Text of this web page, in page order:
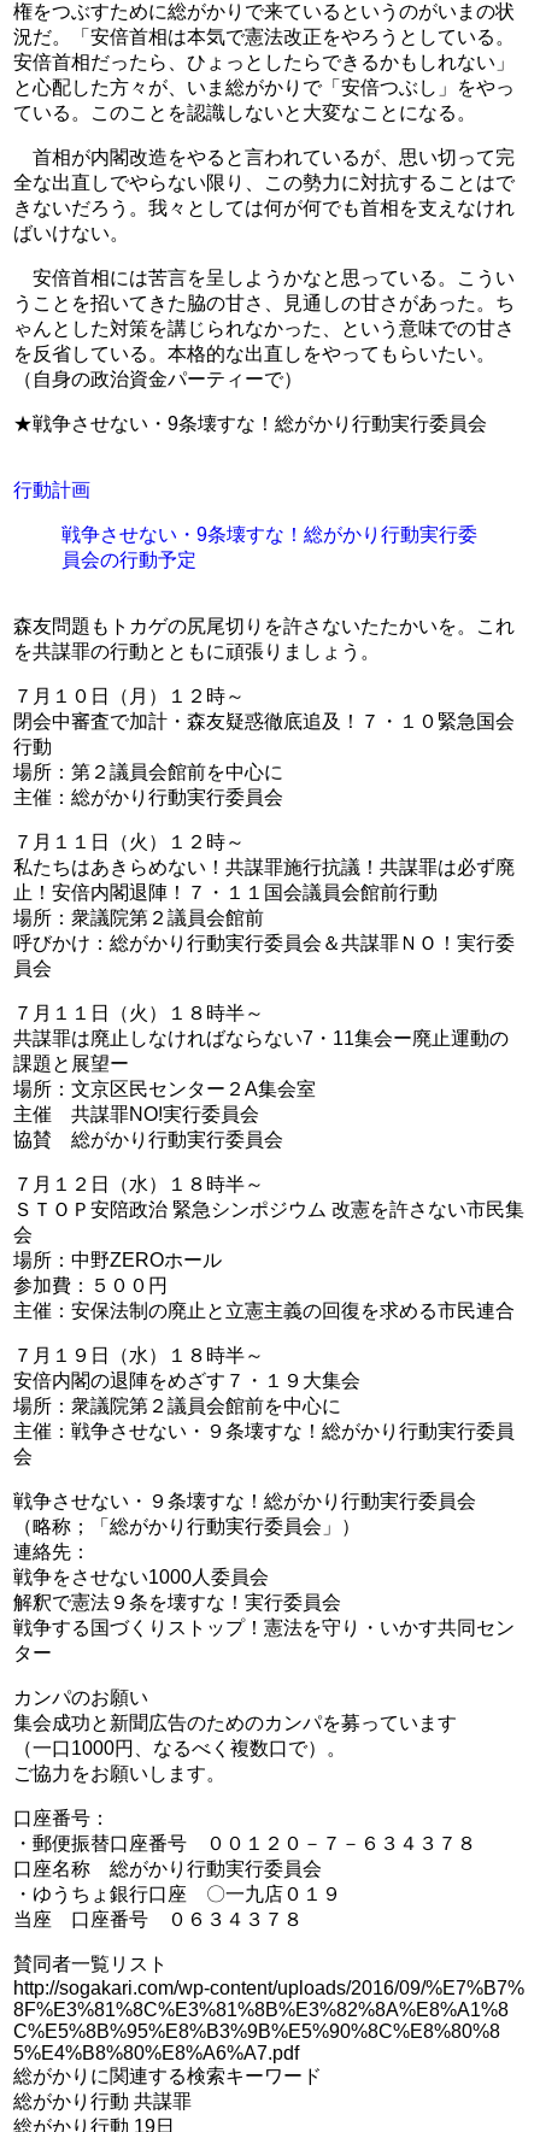
権をつぶすために総がかりで来ているというのがいまの状
況だ。「安倍首相は本気で憲法改正をやろうとしている。
安倍首相だったら、ひょっとしたらできるかもしれない」
と心配した方々が、いま総がかりで「安倍つぶし」をやっ
ている。このことを認識しないと大変なことになる。
首相が内閣改造をやると言われているが、思い切って完
全な出直しでやらない限り、この勢力に対抗することはで
きないだろう。我々としては何が何でも首相を支えなけれ
ばいけない。
安倍首相には苦言を呈しようかなと思っている。こうい
うことを招いてきた脇の甘さ、見通しの甘さがあった。ち
ゃんとした対策を講じられなかった、という意味での甘さ
を反省している。本格的な出直しをやってもらいたい。
（自身の政治資金パーティーで）
★戦争させない・9条壊すな！総がかり行動実行委員会
行動計画
戦争させない・9条壊すな！総がかり行動実行委
員会の行動予定
森友問題もトカゲの尻尾切りを許さないたたかいを。これ
を共謀罪の行動とともに頑張りましょう。
７月１０日（月）１２時～
閉会中審査で加計・森友疑惑徹底追及！７・１０緊急国会
行動
場所：第２議員会館前を中心に
主催：総がかり行動実行委員会
７月１１日（火）１２時～
私たちはあきらめない！共謀罪施行抗議！共謀罪は必ず廃
止！安倍内閣退陣！７・１１国会議員会館前行動
場所：衆議院第２議員会館前
呼びかけ：総がかり行動実行委員会＆共謀罪ＮＯ！実行委
員会
７月１１日（火）１８時半～
共謀罪は廃止しなければならない7・11集会ー廃止運動の
課題と展望ー
場所：文京区民センター２A集会室
主催 共謀罪NO!実行委員会
協賛 総がかり行動実行委員会
７月１２日（水）１８時半～
ＳＴＯＰ安陪政治 緊急シンポジウム 改憲を許さない市民集
会
場所：中野ZEROホール
参加費：５００円
主催：安保法制の廃止と立憲主義の回復を求める市民連合
７月１９日（水）１８時半～
安倍内閣の退陣をめざす７・１９大集会
場所：衆議院第２議員会館前を中心に
主催：戦争させない・９条壊すな！総がかり行動実行委員
会
戦争させない・９条壊すな！総がかり行動実行委員会
（略称；「総がかり行動実行委員会」）
連絡先：
戦争をさせない1000人委員会
解釈で憲法９条を壊すな！実行委員会
戦争する国づくりストップ！憲法を守り・いかす共同セン
ター
カンパのお願い
集会成功と新聞広告のためのカンパを募っています
（一口1000円、なるべく複数口で）。
ご協力をお願いします。
口座番号：
・郵便振替口座番号 ００１２０－７－６３４３７８
口座名称 総がかり行動実行委員会
・ゆうちょ銀行口座 〇一九店０１９
当座 口座番号 ０６３４３７８
賛同者一覧リスト
http://sogakari.com/wp-content/uploads/2016/09/%E7%B7%
8F%E3%81%8C%E3%81%8B%E3%82%8A%E8%A1%8
C%E5%8B%95%E8%B3%9B%E5%90%8C%E8%80%8
5%E4%B8%80%E8%A6%A7.pdf
総がかりに関連する検索キーワード
総がかり行動 共謀罪
総がかり行動 19日